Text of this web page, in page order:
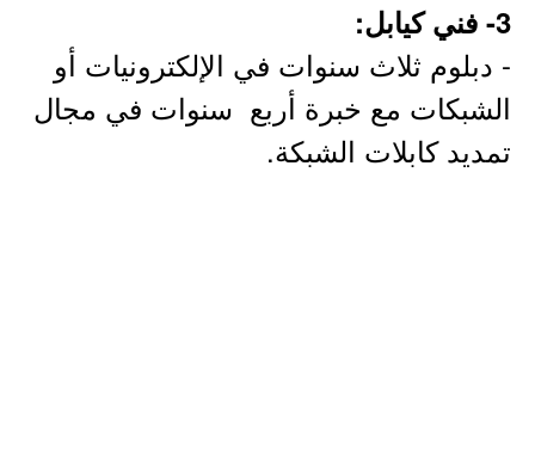
3- فني كيابل:
- دبلوم ثلاث سنوات في الإلكترونيات أو
الشبكات مع خبرة أربع سنوات في مجال
تمديد كابلات الشبكة.